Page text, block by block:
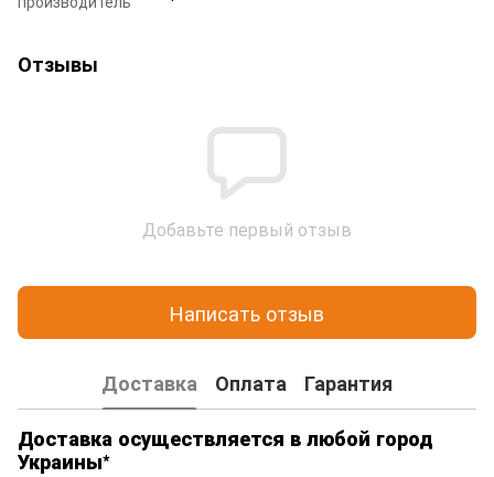
Отзывы
Добавьте первый отзыв
Написать отзыв
Доставка Оплата
Гарантия
Доставка осуществляется в любой город
Украины*